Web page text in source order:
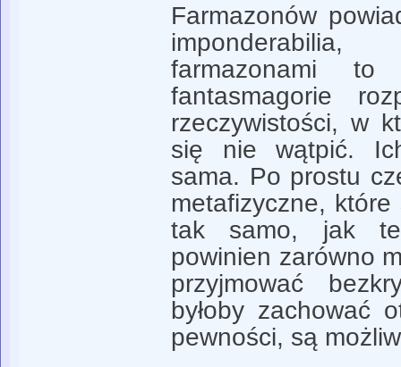
Farmazonów
farmazonami
fantasmagorie
rzeczywistości, w
się nie wątpić.
sama. Po prostu
metafizyczne,
tak samo, jak
powinien zarówno
przyjmować
byłoby zachować
pewności, są